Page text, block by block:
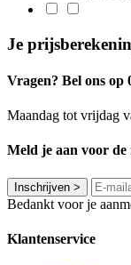
Je
Vragen? Bel ons op
Maandag tot vrijdag
Meld je aan voor
Inschrijven >
Bedankt voor je
Klantenservice